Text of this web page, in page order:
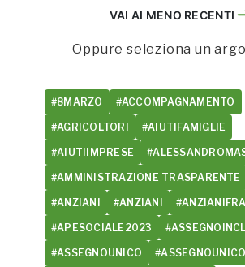
VAI AI MENO RECENTI
Oppure seleziona un
#8MARZO #ACCOMPAGNAMENTO
#AGRICOLTORI #AIUTIFAMIGLIE
#AIUTIIMPRESE
#AMMINISTRAZIONE TRASPARENTE
#ANZIANI #ANZIANI
#APESOCIALE2023
#ASSEGNOUNICO